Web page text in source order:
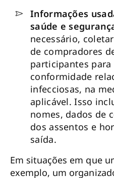
Informações
saúde e
necessário,
de compradores
participantes para
conformidade
infecciosas, na
aplicável. Isso
nomes, dados de
dos assentos e
saída.
Em situações em que
exemplo, um